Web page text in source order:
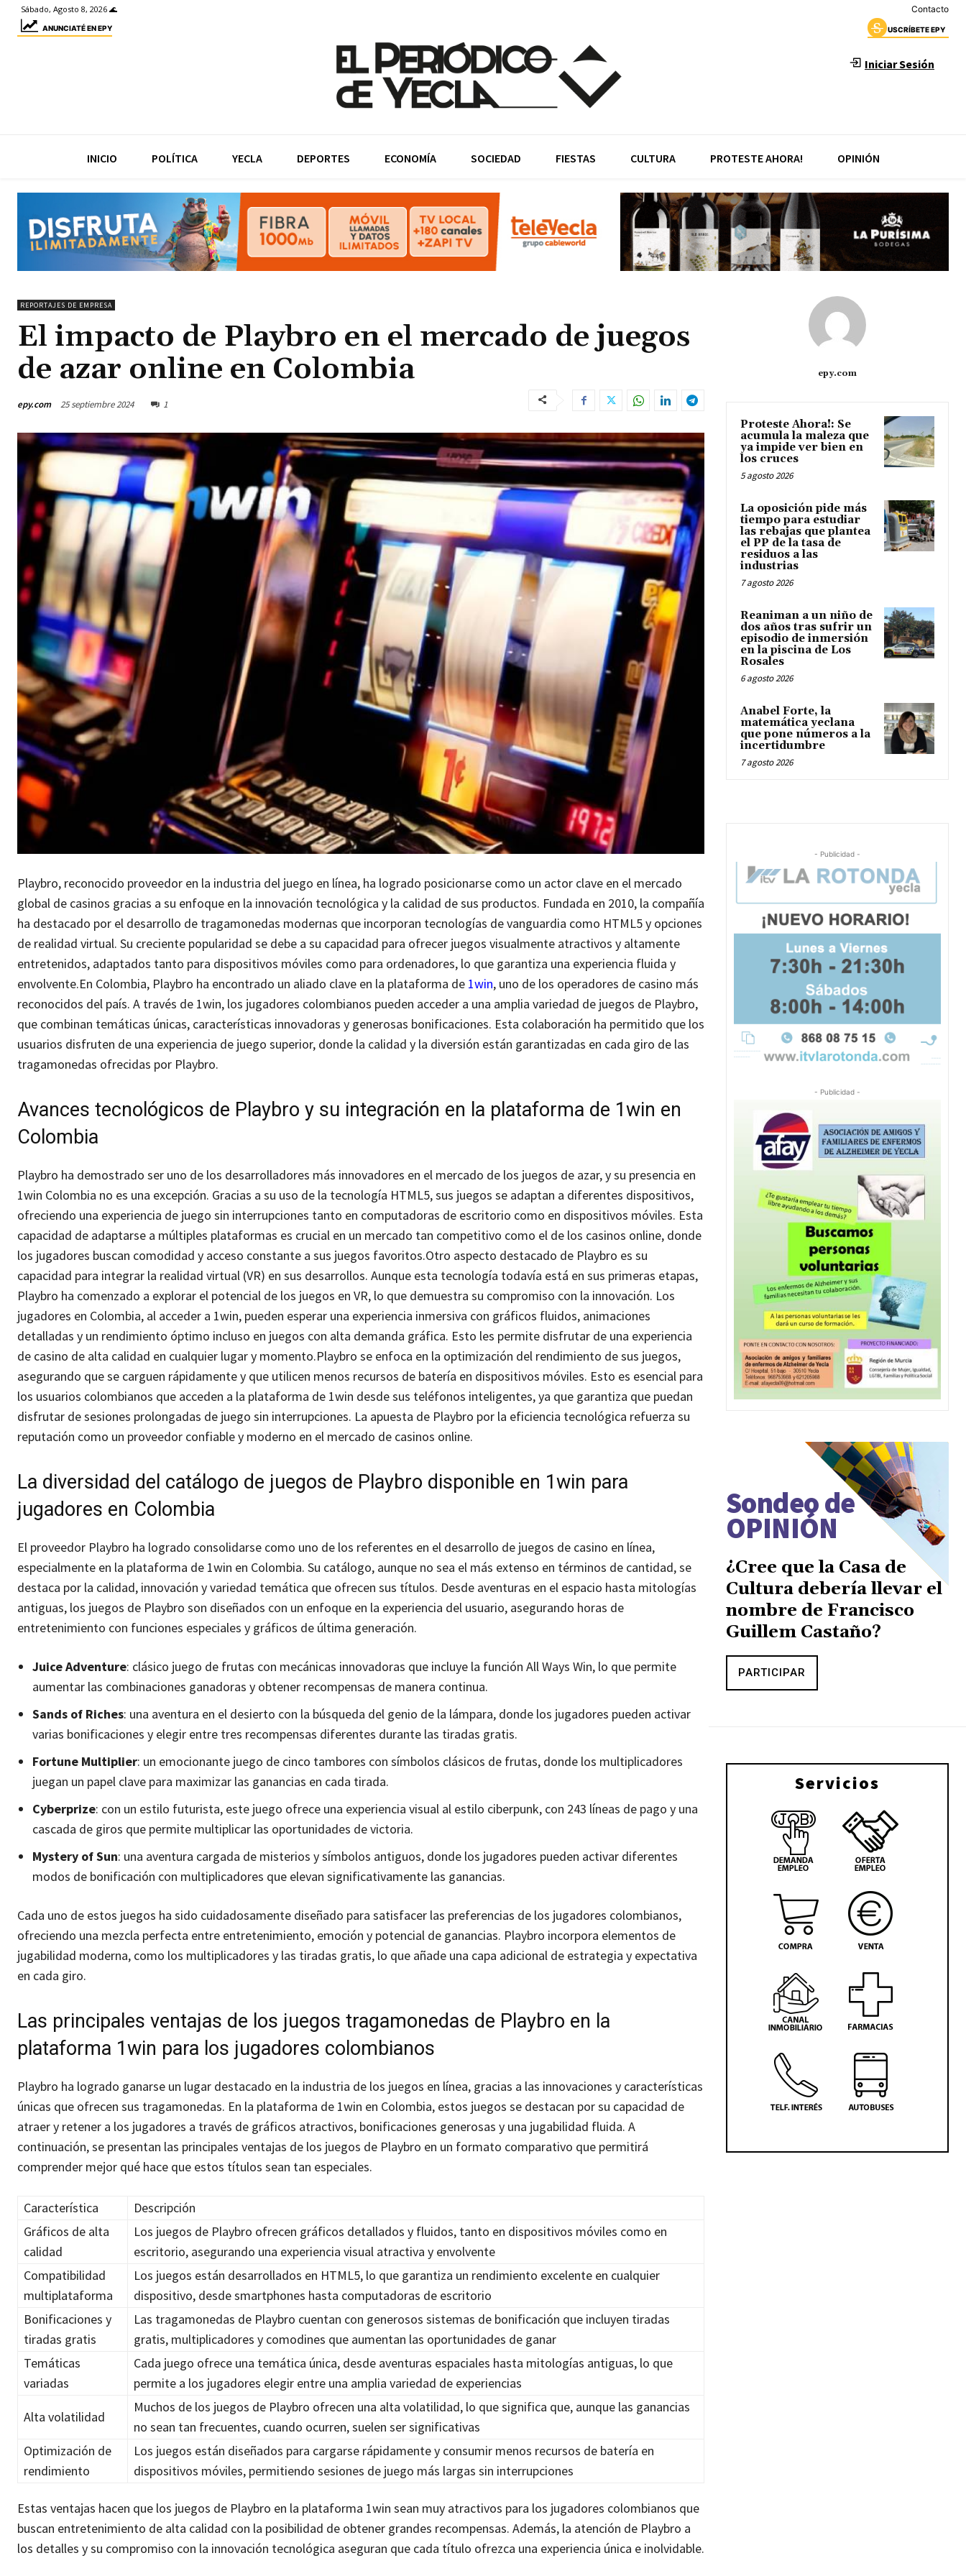
Sábado, Agosto 8, 2026 🌊 Contacto
ANUNCIATÉ EN EPY USCRÍBETE EPY
Iniciar Sesión
INICIO POLÍTICA YECLA DEPORTES ECONOMÍA SOCIEDAD FIESTAS CULTURA PROTESTE AHORA! OPINIÓN
REPORTAJES DE EMPRESA
El impacto de Playbro en el mercado de juegos
de azar online en Colombia
epy.com 25 septiembre 2024 1
Playbro, reconocido proveedor en la industria del juego en línea, ha logrado posicionarse como un actor clave en el mercado
global de casinos gracias a su enfoque en la innovación tecnológica y la calidad de sus productos. Fundada en 2010, la compañía
ha destacado por el desarrollo de tragamonedas modernas que incorporan tecnologías de vanguardia como HTML5 y opciones
de realidad virtual. Su creciente popularidad se debe a su capacidad para ofrecer juegos visualmente atractivos y altamente
entretenidos, adaptados tanto para dispositivos móviles como para ordenadores, lo que garantiza una experiencia fluida y
envolvente.En Colombia, Playbro ha encontrado un aliado clave en la plataforma de 1win, uno de los operadores de casino más
reconocidos del país. A través de 1win, los jugadores colombianos pueden acceder a una amplia variedad de juegos de Playbro,
que combinan temáticas únicas, características innovadoras y generosas bonificaciones. Esta colaboración ha permitido que los
usuarios disfruten de una experiencia de juego superior, donde la calidad y la diversión están garantizadas en cada giro de las
tragamonedas ofrecidas por Playbro.
Avances tecnológicos de Playbro y su integración en la plataforma de 1win en
Colombia
Playbro ha demostrado ser uno de los desarrolladores más innovadores en el mercado de los juegos de azar, y su presencia en
1win Colombia no es una excepción. Gracias a su uso de la tecnología HTML5, sus juegos se adaptan a diferentes dispositivos,
ofreciendo una experiencia de juego sin interrupciones tanto en computadoras de escritorio como en dispositivos móviles. Esta
capacidad de adaptarse a múltiples plataformas es crucial en un mercado tan competitivo como el de los casinos online, donde
los jugadores buscan comodidad y acceso constante a sus juegos favoritos.Otro aspecto destacado de Playbro es su
capacidad para integrar la realidad virtual (VR) en sus desarrollos. Aunque esta tecnología todavía está en sus primeras etapas,
Playbro ha comenzado a explorar el potencial de los juegos en VR, lo que demuestra su compromiso con la innovación. Los
jugadores en Colombia, al acceder a 1win, pueden esperar una experiencia inmersiva con gráficos fluidos, animaciones
detalladas y un rendimiento óptimo incluso en juegos con alta demanda gráfica. Esto les permite disfrutar de una experiencia
de casino de alta calidad en cualquier lugar y momento.Playbro se enfoca en la optimización del rendimiento de sus juegos,
asegurando que se carguen rápidamente y que utilicen menos recursos de batería en dispositivos móviles. Esto es esencial para
los usuarios colombianos que acceden a la plataforma de 1win desde sus teléfonos inteligentes, ya que garantiza que puedan
disfrutar de sesiones prolongadas de juego sin interrupciones. La apuesta de Playbro por la eficiencia tecnológica refuerza su
reputación como un proveedor confiable y moderno en el mercado de casinos online.
La diversidad del catálogo de juegos de Playbro disponible en 1win para
jugadores en Colombia
El proveedor Playbro ha logrado consolidarse como uno de los referentes en el desarrollo de juegos de casino en línea,
especialmente en la plataforma de 1win en Colombia. Su catálogo, aunque no sea el más extenso en términos de cantidad, se
destaca por la calidad, innovación y variedad temática que ofrecen sus títulos. Desde aventuras en el espacio hasta mitologías
antiguas, los juegos de Playbro son diseñados con un enfoque en la experiencia del usuario, asegurando horas de
entretenimiento con funciones especiales y gráficos de última generación.
Juice Adventure: clásico juego de frutas con mecánicas innovadoras que incluye la función All Ways Win, lo que permite
aumentar las combinaciones ganadoras y obtener recompensas de manera continua.
Sands of Riches: una aventura en el desierto con la búsqueda del genio de la lámpara, donde los jugadores pueden activar
varias bonificaciones y elegir entre tres recompensas diferentes durante las tiradas gratis.
Fortune Multiplier: un emocionante juego de cinco tambores con símbolos clásicos de frutas, donde los multiplicadores
juegan un papel clave para maximizar las ganancias en cada tirada.
Cyberprize: con un estilo futurista, este juego ofrece una experiencia visual al estilo ciberpunk, con 243 líneas de pago y una
cascada de giros que permite multiplicar las oportunidades de victoria.
Mystery of Sun: una aventura cargada de misterios y símbolos antiguos, donde los jugadores pueden activar diferentes
modos de bonificación con multiplicadores que elevan significativamente las ganancias.
Cada uno de estos juegos ha sido cuidadosamente diseñado para satisfacer las preferencias de los jugadores colombianos,
ofreciendo una mezcla perfecta entre entretenimiento, emoción y potencial de ganancias. Playbro incorpora elementos de
jugabilidad moderna, como los multiplicadores y las tiradas gratis, lo que añade una capa adicional de estrategia y expectativa
en cada giro.
Las principales ventajas de los juegos tragamonedas de Playbro en la
plataforma 1win para los jugadores colombianos
Playbro ha logrado ganarse un lugar destacado en la industria de los juegos en línea, gracias a las innovaciones y características
únicas que ofrecen sus tragamonedas. En la plataforma de 1win en Colombia, estos juegos se destacan por su capacidad de
atraer y retener a los jugadores a través de gráficos atractivos, bonificaciones generosas y una jugabilidad fluida. A
continuación, se presentan las principales ventajas de los juegos de Playbro en un formato comparativo que permitirá
comprender mejor qué hace que estos títulos sean tan especiales.
Característica
Descripción
Gráficos de alta
calidad
Los juegos de Playbro ofrecen gráficos detallados y fluidos, tanto en dispositivos móviles como en
escritorio, asegurando una experiencia visual atractiva y envolvente
Compatibilidad
multiplataforma
Los juegos están desarrollados en HTML5, lo que garantiza un rendimiento excelente en cualquier
dispositivo, desde smartphones hasta computadoras de escritorio
Bonificaciones y
tiradas gratis
Las tragamonedas de Playbro cuentan con generosos sistemas de bonificación que incluyen tiradas
gratis, multiplicadores y comodines que aumentan las oportunidades de ganar
Temáticas
variadas
Cada juego ofrece una temática única, desde aventuras espaciales hasta mitologías antiguas, lo que
permite a los jugadores elegir entre una amplia variedad de experiencias
Alta volatilidad
Muchos de los juegos de Playbro ofrecen una alta volatilidad, lo que significa que, aunque las ganancias
no sean tan frecuentes, cuando ocurren, suelen ser significativas
Optimización de
rendimiento
Los juegos están diseñados para cargarse rápidamente y consumir menos recursos de batería en
dispositivos móviles, permitiendo sesiones de juego más largas sin interrupciones
Estas ventajas hacen que los juegos de Playbro en la plataforma 1win sean muy atractivos para los jugadores colombianos que
buscan entretenimiento de alta calidad con la posibilidad de obtener grandes recompensas. Además, la atención de Playbro a
los detalles y su compromiso con la innovación tecnológica aseguran que cada título ofrezca una experiencia única e inolvidable.
epy.com
Proteste Ahora!: Se
acumula la maleza que
ya impide ver bien en
los cruces
5 agosto 2026
La oposición pide más
tiempo para estudiar
las rebajas que plantea
el PP de la tasa de
residuos a las
industrias
7 agosto 2026
Reaniman a un niño de
dos años tras sufrir un
episodio de inmersión
en la piscina de Los
Rosales
6 agosto 2026
Anabel Forte, la
matemática yeclana
que pone números a la
incertidumbre
7 agosto 2026
- Publicidad -
- Publicidad -
Sondeo de
OPINIÓN
¿Cree que la Casa de
Cultura debería llevar el
nombre de Francisco
Guillem Castaño?
PARTICIPAR
Servicios